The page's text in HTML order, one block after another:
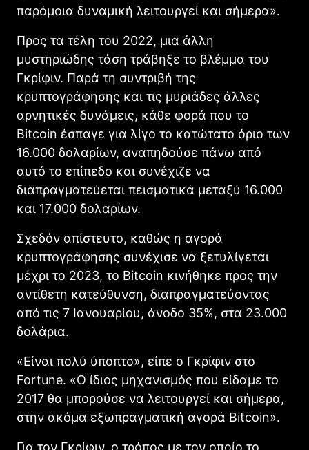
παρόμοια δυναμική λειτουργεί και σήμερα».
Προς τα τέλη του 2022, μια άλλη
μυστηριώδης τάση τράβηξε το βλέμμα του
Γκρίφιν. Παρά τη συντριβή της
κρυπτογράφησης και τις μυριάδες άλλες
αρνητικές δυνάμεις, κάθε φορά που το
Bitcoin έσπαγε για λίγο το κατώτατο όριο των
16.000 δολαρίων, αναπηδούσε πάνω από
αυτό το επίπεδο και συνέχιζε να
διαπραγματεύεται πεισματικά μεταξύ 16.000
και 17.000 δολαρίων.
Σχεδόν απίστευτο, καθώς η αγορά
κρυπτογράφησης συνέχισε να ξετυλίγεται
μέχρι το 2023, το Bitcoin κινήθηκε προς την
αντίθετη κατεύθυνση, διαπραγματεύοντας
από τις 7 Ιανουαρίου, άνοδο 35%, στα 23.000
δολάρια.
«Είναι πολύ ύποπτο», είπε ο Γκρίφιν στο
Fortune. «Ο ίδιος μηχανισμός που είδαμε το
2017 θα μπορούσε να λειτουργεί και σήμερα,
στην ακόμα εξωπραγματική αγορά Bitcoin».
Για τον Γκρίφιν, ο τρόπος με τον οποίο το